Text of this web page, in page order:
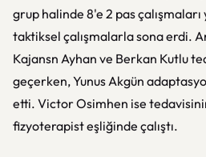
grup halinde 8'e 2 pas çalışmaları
taktiksel çalışmalarla sona erdi.
Kajansn Ayhan ve Berkan Kutlu
geçerken, Yunus Akgün
etti. Victor Osimhen ise
fizyoterapist eşliğinde çalıştı.